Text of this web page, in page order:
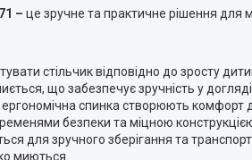
– це зручне та практичне рішення для
стільчик відповідно до зросту
що забезпечує зручність у догляді.
спинка створюють комфорт
безпеки та міцною конструкцією
для зручного зберігання та
миються.